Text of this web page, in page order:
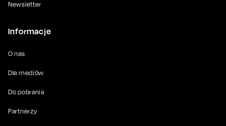
Newsletter
Informacje
O nas
Dla mediów
Do pobrania
Partnerzy